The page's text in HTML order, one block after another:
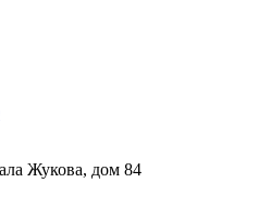
Жукова, дом 84